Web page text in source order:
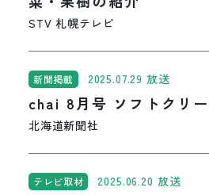
STV 札幌テレビ
新聞掲載 2025.07.29 放送
chai 8月号 ソフトクリ
北海道新聞社
テレビ取材 2025.06.20 放送